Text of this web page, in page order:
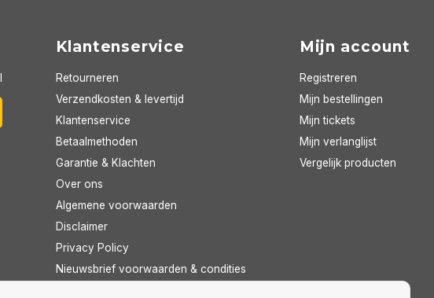
Klantenservice
Retourneren
Verzendkosten & levertijd
Klantenservice
Betaalmethoden
Garantie & Klachten
Over ons
Algemene voorwaarden
Disclaimer
Privacy Policy
Nieuwsbrief voorwaarden & condities
Mijn account
Registreren
Mijn bestellingen
Mijn tickets
Mijn verlanglijst
Vergelijk producten